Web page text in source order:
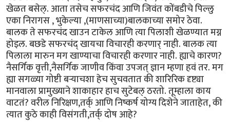
खेळत बसेल्. आता तसेच सफरचंद आणि जिवंत कोंबडीचे पिल्लु
एका निरागस , भुकेल्या ,(माणसाच्या)बालकाच्या समोर ठेवा.
बालक ते सफरचंद खाउन टाकेल आणि त्या पिलाशी खेळण्यात मग्न
होइल. बछडे सफरचंद् खायचा विचारही करणार् नाही. बालक त्या
पिलाला मारुन मग खाण्याचा विचारही करणार नाही. ह्याचे कारण?
नैसर्गिक वृत्ती,नैसर्गिक जाणीव किंवा उपजत् ज्ञान म्हणा हवं तर. मग
ह्या सगळ्या गोष्टी बर्‍याचशा हेच सुचवतात की शारिरिक दृष्ट्या
मानवाला प्रामुख्याने शाकाहार हाच सुटेबल् ठरतो. तूम्हाला काय
वाटतं? वरील निरिक्षण,तर्क् आणि निष्कर्ष योग्य दिशेने जाताहेत, की
त्यात कुठे काही विसंगती,तर्क् दोष आहे?